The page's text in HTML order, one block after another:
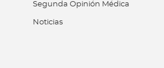
Segunda Opinión Médica
Noticias